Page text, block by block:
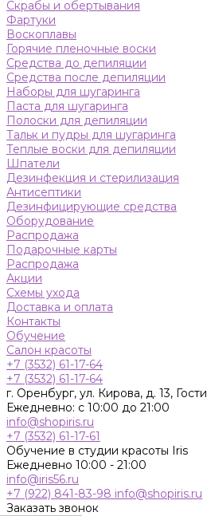
Скрабы и обертывания
Фартуки
Воскоплавы
Горячие пленочные воски
Средства до депиляции
Средства после депиляции
Наборы для шугаринга
Паста для шугаринга
Полоски для депиляции
Тальк и пудры для шугаринга
Теплые воски для депиляции
Шпатели
Дезинфекция и стерилизация
Антисептики
Дезинфицирующие средства
Оборудование
Распродажа
Подарочные карты
Распродажа
Акции
Схемы ухода
Доставка и оплата
Контакты
Обучение
Салон красоты
+7 (3532) 61-17-64
+7 (3532) 61-17-64
г. Оренбург, ул. Кирова, д. 13,
Ежедневно: с 10:00 до 21:00
info@shopiris.ru
+7 (3532) 61-17-61
Обучение в студии красоты Iris
Ежедневно 10:00 - 21:00
info@iris56.ru
+7 (922) 841-83-98 info@shopiris.ru
Заказать звонок